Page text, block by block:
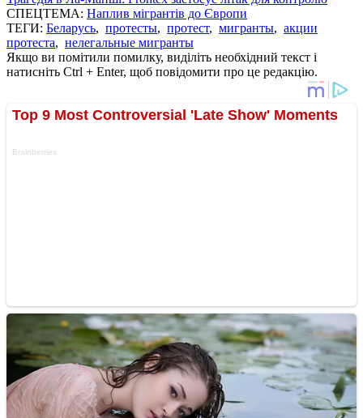
СПЕЦТЕМА: Наплив мігрантів до Європи
ТЕГИ: Беларусь, протесты, протест, мигранты, акции
протеста, нелегальные мигранты
Якщо ви помітили помилку, виділіть необхідний текст і
натисніть Ctrl + Enter, щоб повідомити про це редакцію.